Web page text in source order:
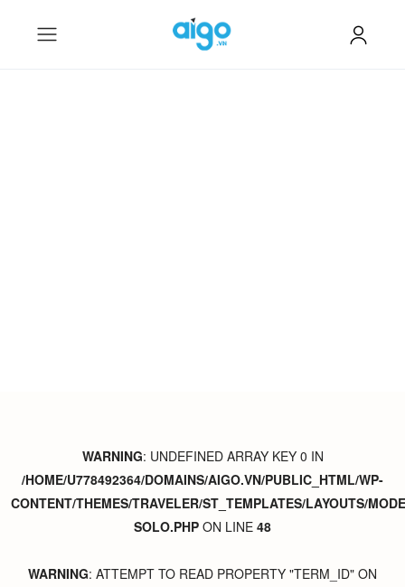
WARNING: UNDEFINED ARRAY KEY 0 IN
/HOME/U778492364/DOMAINS/AIGO.VN/PUBLIC_HTML/WP-
CONTENT/THEMES/TRAVELER/ST_TEMPLATES/LAYOUTS/
SOLO.PHP ON LINE 48
WARNING: ATTEMPT TO READ PROPERTY "TERM_ID" ON